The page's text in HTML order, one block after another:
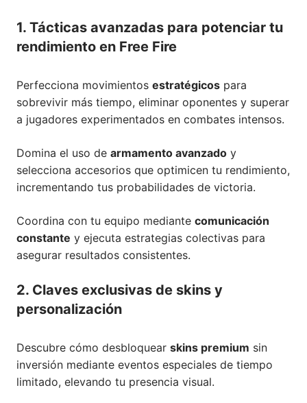
1. Tácticas avanzadas para potenciar tu
rendimiento en Free Fire
Perfecciona movimientos estratégicos para
sobrevivir más tiempo, eliminar oponentes y superar
a jugadores experimentados en combates intensos.
Domina el uso de armamento avanzado y
selecciona accesorios que optimicen tu rendimiento,
incrementando tus probabilidades de victoria.
Coordina con tu equipo mediante comunicación
constante y ejecuta estrategias colectivas para
asegurar resultados consistentes.
2. Claves exclusivas de skins y
personalización
Descubre cómo desbloquear skins premium sin
inversión mediante eventos especiales de tiempo
limitado, elevando tu presencia visual.